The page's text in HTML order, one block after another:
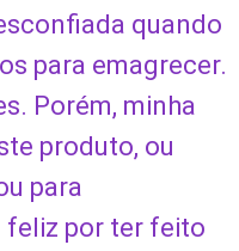
quando
para emagrecer.
Porém, minha
produto, ou
para
feliz por ter feito